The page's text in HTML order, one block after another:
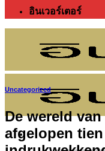
อินเวอร์เตอร์
Uncategorized
De wereld
afgelopen